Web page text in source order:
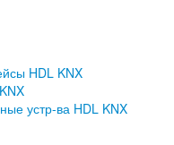
HDL KNX
устр-ва HDL KNX